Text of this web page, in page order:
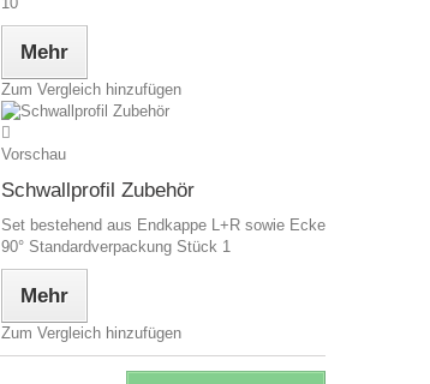
Mehr
Zum Vergleich hinzufügen
Vorschau
Schwallprofil Zubehör
Set bestehend aus Endkappe L+R sowie Ecke
90° Standardverpackung Stück 1
Mehr
Zum Vergleich hinzufügen